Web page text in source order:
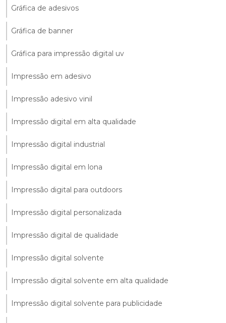
Gráfica de adesivos
Gráfica de banner
Gráfica para impressão digital uv
Impressão em adesivo
Impressão adesivo vinil
Impressão digital em alta qualidade
Impressão digital industrial
Impressão digital em lona
Impressão digital para outdoors
Impressão digital personalizada
Impressão digital de qualidade
Impressão digital solvente
Impressão digital solvente em alta qualidade
Impressão digital solvente para publicidade